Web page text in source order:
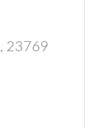
, 23769